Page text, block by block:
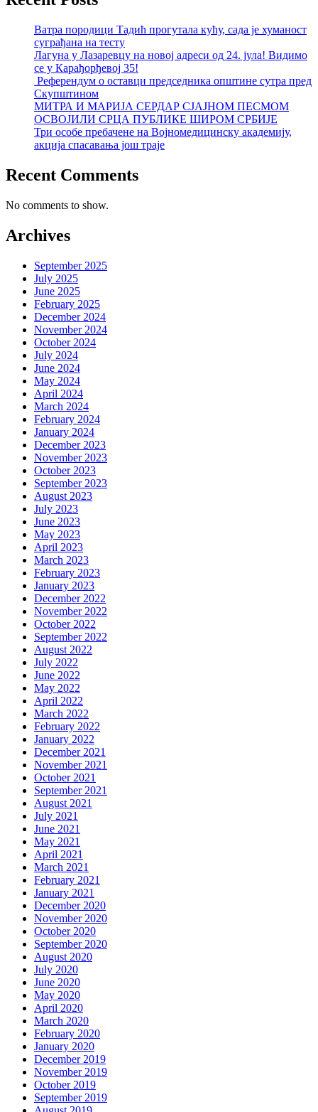
Ватра породици Тадић прогутала кућу, сада је хуманост
суграђана на тесту
Лагуна у Лазаревцу на новој адреси од 24. јула! Видимо
се у Карађорђевој 35!
Референдум о оставци председника општине сутра пред
Скупштином
МИТРА И МАРИЈА СЕРДАР СЈАЈНОМ ПЕСМОМ
ОСВОЈИЛИ СРЦА ПУБЛИКЕ ШИРОМ СРБИЈЕ
Три особе пребачене на Војномедицинску академију,
акција спасавања још траје
Recent Comments
No comments to show.
Archives
September 2025
July 2025
June 2025
February 2025
December 2024
November 2024
October 2024
July 2024
June 2024
May 2024
April 2024
March 2024
February 2024
January 2024
December 2023
November 2023
October 2023
September 2023
August 2023
July 2023
June 2023
May 2023
April 2023
March 2023
February 2023
January 2023
December 2022
November 2022
October 2022
September 2022
August 2022
July 2022
June 2022
May 2022
April 2022
March 2022
February 2022
January 2022
December 2021
November 2021
October 2021
September 2021
August 2021
July 2021
June 2021
May 2021
April 2021
March 2021
February 2021
January 2021
December 2020
November 2020
October 2020
September 2020
August 2020
July 2020
June 2020
May 2020
April 2020
March 2020
February 2020
January 2020
December 2019
November 2019
October 2019
September 2019